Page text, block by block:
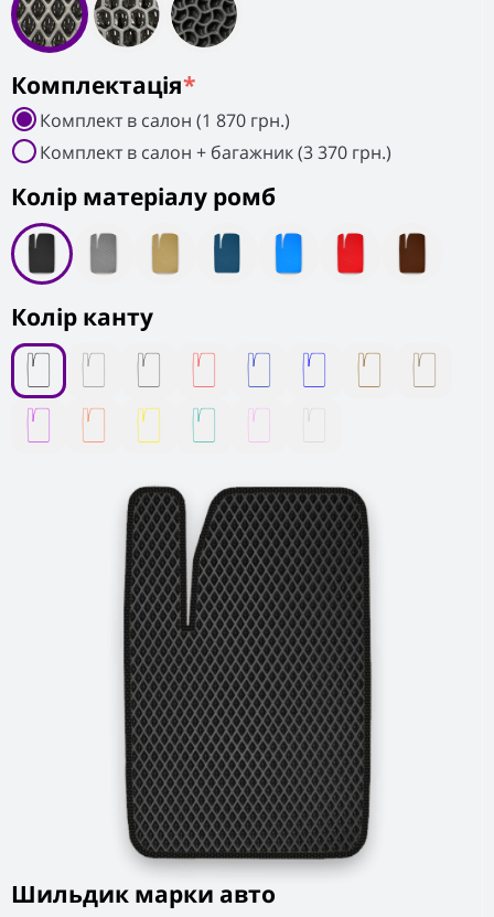
Колiр матеріалу ромб
Колір канту
Шильдик марки авто
Комплектація*
Комплект в салон (1 870 грн.)
Комплект в салон + багажник (3 370 грн.)